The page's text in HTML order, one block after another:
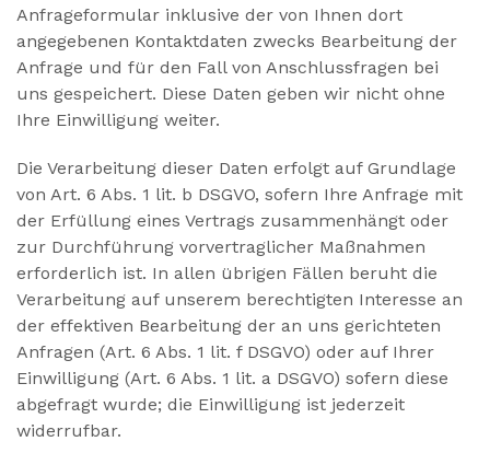
Anfrageformular inklusive der von Ihnen dort
angegebenen Kontaktdaten zwecks Bearbeitung der
Anfrage und für den Fall von Anschlussfragen bei
uns gespeichert. Diese Daten geben wir nicht ohne
Ihre Einwilligung weiter.
Die Verarbeitung dieser Daten erfolgt auf Grundlage
von Art. 6 Abs. 1 lit. b DSGVO, sofern Ihre Anfrage mit
der Erfüllung eines Vertrags zusammenhängt oder
zur Durchführung vorvertraglicher Maßnahmen
erforderlich ist. In allen übrigen Fällen beruht die
Verarbeitung auf unserem berechtigten Interesse an
der effektiven Bearbeitung der an uns gerichteten
Anfragen (Art. 6 Abs. 1 lit. f DSGVO) oder auf Ihrer
Einwilligung (Art. 6 Abs. 1 lit. a DSGVO) sofern diese
abgefragt wurde; die Einwilligung ist jederzeit
widerrufbar.